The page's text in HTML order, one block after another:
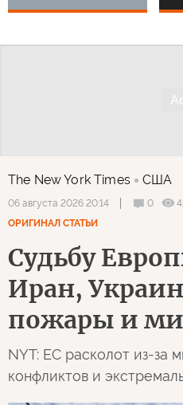
The New York Times США
06 августа 2026 20:14 0
ОРИГИНАЛ СТАТЬИ
Судьбу
Иран,
пожары и
NYT: ЕС расколот из-за
конфликтов и